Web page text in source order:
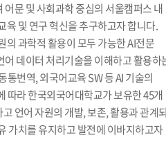
문 및 사회과학 중심의 서울캠퍼스 내
육 및 연구 혁신을 추구하고자 합니다.
의 과학적 활용이 모두 가능한 AI전문
어 데이터 처리기술을 이해하고 활용하
통번역, 외국어교육 SW 등 AI 기술의
따라 한국외국어대학교가 보유한 45개
언어 자원의 개발, 보존, 활용과 관계
가치를 유지하고 발전에 이바지하고자